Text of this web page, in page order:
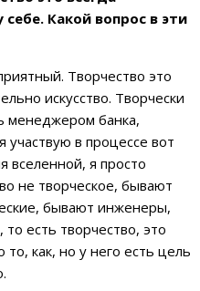
Какой вопрос в эти
Творчество это
искусство. Творчески
менеджером банка,
участвую в процессе вот
вселенной, я просто
не творческое, бывают
бывают инженеры,
есть творчество, это
то, как, но у него есть цель